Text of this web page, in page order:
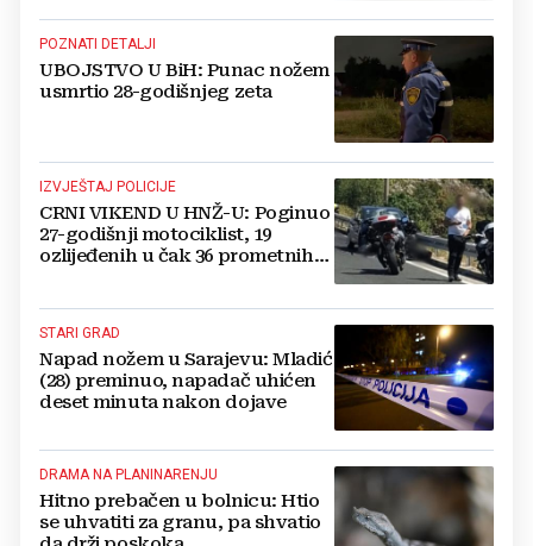
POZNATI DETALJI
UBOJSTVO U BiH: Punac nožem
usmrtio 28-godišnjeg zeta
IZVJEŠTAJ POLICIJE
CRNI VIKEND U HNŽ-U: Poginuo
27-godišnji motociklist, 19
ozlijeđenih u čak 36 prometnih
STARI GRAD
Napad nožem u Sarajevu: Mladić
(28) preminuo, napadač uhićen
deset minuta nakon dojave
DRAMA NA PLANINARENJU
Hitno prebačen u bolnicu: Htio
se uhvatiti za granu, pa shvatio